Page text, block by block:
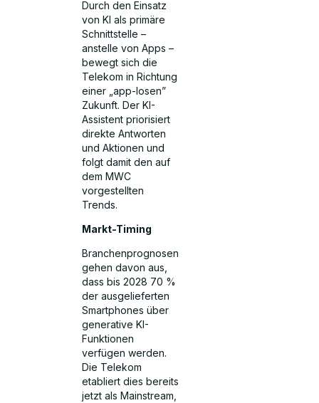
Durch den Einsatz
von KI als primäre
Schnittstelle –
anstelle von Apps –
bewegt sich die
Telekom in Richtung
einer „app-losen”
Zukunft. Der KI-
Assistent priorisiert
direkte Antworten
und Aktionen und
folgt damit den auf
dem MWC
vorgestellten
Trends.
Markt-Timing
Branchenprognosen
gehen davon aus,
dass bis 2028 70 %
der ausgelieferten
Smartphones über
generative KI-
Funktionen
verfügen werden.
Die Telekom
etabliert dies bereits
jetzt als Mainstream,